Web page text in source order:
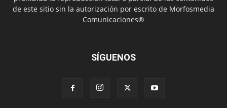
de este sitio sin la autorización por escrito de Morfosmedia
Comunicaciones®
SÍGUENOS